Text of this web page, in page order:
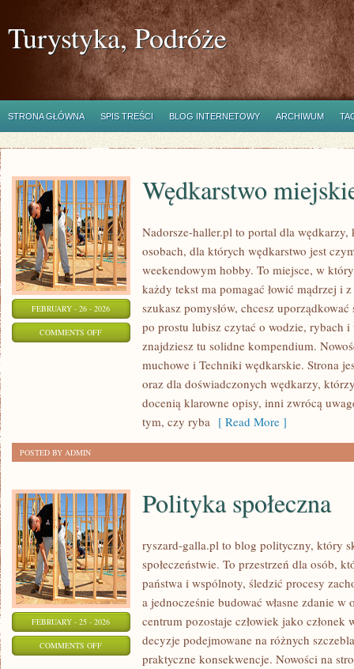
Turystyka, Podróże
STRONA GŁÓWNA SPIS TREŚCI BLOG INTERNETOWY ARCHIWUM
FEBRUARY - 26 - 2026
COMMENTS OFFON
WĘDKARSTWO
Wędkarstwo
Nadorsze-haller.pl to portal dla wędkarzy,
osobach, dla których wędkarstwo jest
weekendowym hobby. To miejsce, w
każdy tekst ma pomagać łowić mądrzej i
szukasz pomysłów, chcesz
po prostu lubisz czytać o wodzie, rybach
znajdziesz tu solidne kompendium.
muchowe i Techniki wędkarskie. Strona
oraz dla doświadczonych wędkarzy,
docenią klarowne opisy, inni zwrócą
tym, czy ryba [ Read More ]
POSTED BY ADMIN
FEBRUARY - 25 - 2026
COMMENTS OFFON
Polityka społeczna
ryszard-galla.pl to blog polityczny, który
społeczeństwie. To przestrzeń dla osób,
państwa i wspólnoty, śledzić procesy
a jednocześnie budować własne zdanie
centrum pozostaje człowiek jako członek
decyzje podejmowane na różnych
praktyczne konsekwencje. Nowości na